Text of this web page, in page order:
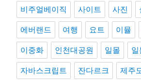
비주얼베이직 사이트 사진
에버랜드 여행 요트 이뮬
이중화 인천대공원 일몰 일
자바스크립트 잔다르크 제주